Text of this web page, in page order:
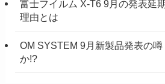
富士フイルム X-T6 9月の発表延
理由とは
OM SYSTEM 9月新製品発表の
か!?